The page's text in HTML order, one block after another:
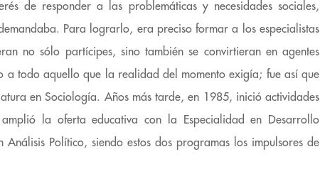
de responder a las problemáticas y necesidades sociales,
Para lograrlo, era preciso formar a los especialistas
no sólo partícipes, sino también se convirtieran en agentes
a todo aquello que la realidad del momento exigía; fue así que
en Sociología. Años más tarde, en 1985, inició actividades
la oferta educativa con la Especialidad en Desarrollo
Político, siendo estos dos programas los impulsores de